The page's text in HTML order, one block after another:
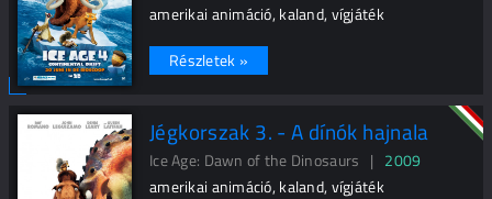
amerikai animáció, kaland, vígjáték
Részletek »
Jégkorszak 3. - A dínók hajnala
Ice Age: Dawn of the Dinosaurs | 2009
amerikai animáció, kaland, vígjáték